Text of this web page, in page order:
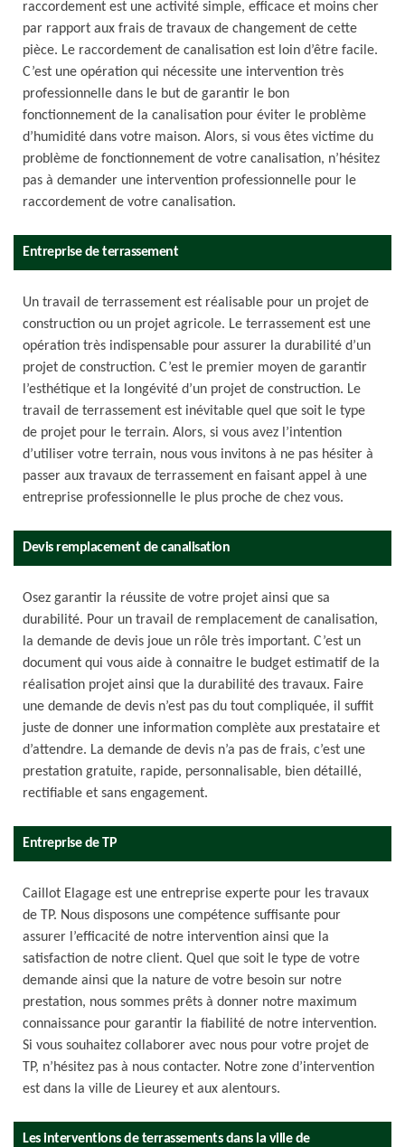
raccordement est une activité simple, efficace et moins cher
par rapport aux frais de travaux de changement de cette
pièce. Le raccordement de canalisation est loin d’être facile.
C’est une opération qui nécessite une intervention très
professionnelle dans le but de garantir le bon
fonctionnement de la canalisation pour éviter le problème
d’humidité dans votre maison. Alors, si vous êtes victime du
problème de fonctionnement de votre canalisation, n’hésitez
pas à demander une intervention professionnelle pour le
raccordement de votre canalisation.
Entreprise de terrassement
Un travail de terrassement est réalisable pour un projet de
construction ou un projet agricole. Le terrassement est une
opération très indispensable pour assurer la durabilité d’un
projet de construction. C’est le premier moyen de garantir
l’esthétique et la longévité d’un projet de construction. Le
travail de terrassement est inévitable quel que soit le type
de projet pour le terrain. Alors, si vous avez l’intention
d’utiliser votre terrain, nous vous invitons à ne pas hésiter à
passer aux travaux de terrassement en faisant appel à une
entreprise professionnelle le plus proche de chez vous.
Devis remplacement de canalisation
Osez garantir la réussite de votre projet ainsi que sa
durabilité. Pour un travail de remplacement de canalisation,
la demande de devis joue un rôle très important. C’est un
document qui vous aide à connaitre le budget estimatif de la
réalisation projet ainsi que la durabilité des travaux. Faire
une demande de devis n’est pas du tout compliquée, il suffit
juste de donner une information complète aux prestataire et
d’attendre. La demande de devis n’a pas de frais, c’est une
prestation gratuite, rapide, personnalisable, bien détaillé,
rectifiable et sans engagement.
Entreprise de TP
Caillot Elagage est une entreprise experte pour les travaux
de TP. Nous disposons une compétence suffisante pour
assurer l’efficacité de notre intervention ainsi que la
satisfaction de notre client. Quel que soit le type de votre
demande ainsi que la nature de votre besoin sur notre
prestation, nous sommes prêts à donner notre maximum
connaissance pour garantir la fiabilité de notre intervention.
Si vous souhaitez collaborer avec nous pour votre projet de
TP, n’hésitez pas à nous contacter. Notre zone d’intervention
est dans la ville de Lieurey et aux alentours.
Les interventions de terrassements dans la ville de